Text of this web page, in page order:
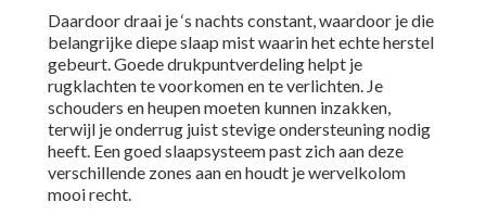
Daardoor draai je ‘s nachts constant, waardoor je die
belangrijke diepe slaap mist waarin het echte herstel
gebeurt. Goede drukpuntverdeling helpt je
rugklachten te voorkomen en te verlichten. Je
schouders en heupen moeten kunnen inzakken,
terwijl je onderrug juist stevige ondersteuning nodig
heeft. Een goed slaapsysteem past zich aan deze
verschillende zones aan en houdt je wervelkolom
mooi recht.